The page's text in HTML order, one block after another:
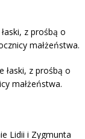
z prośbą o
małżeństwa.
z prośbą o
małżeństwa.
Lidii i Zygmunta